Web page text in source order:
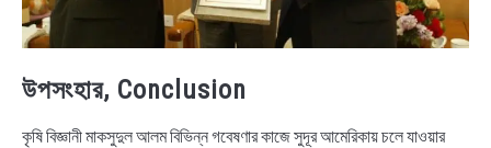
উপসংহার, Conclusion
কৃষি বিজ্ঞানী মাকসুদুল আলম বিভিন্ন গবেষণার কাজে সুদূর আমেরিকায় চলে যাওয়ার